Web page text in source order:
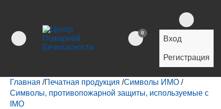
0
Вход
Регистрация
Главная /Печатная продукция /Символы ИМО /
Символы, противопожарной защиты, используемые с
IMO